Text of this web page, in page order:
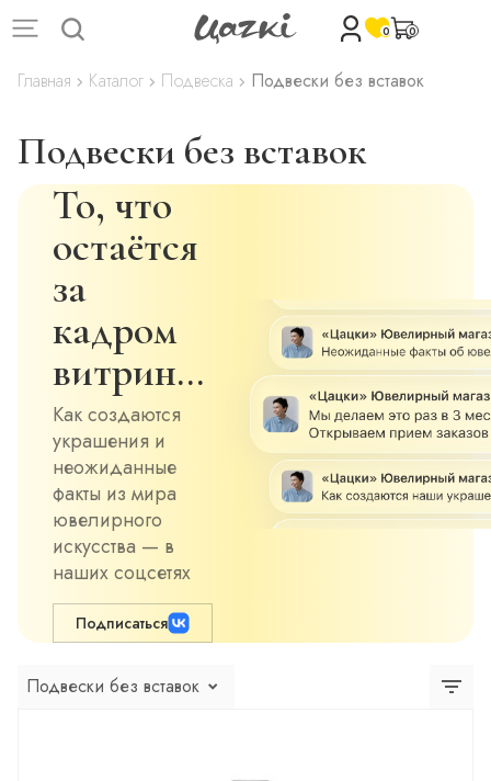
0 0
Главная Каталог Подвеска Подвески без вставок
Подвески без вставок
То, что
остаётся
за
кадром
витрин…
Как создаются
украшения и
неожиданные
факты из мира
ювелирного
искусства — в
наших соцсетях
Подписаться
Подвески без вставок